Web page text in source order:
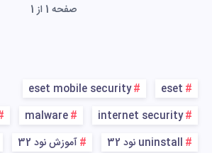
صفحه 1 از 1
eset
eset mobile security
internet security
malware
uninstall نود 32
آموزش نود 32